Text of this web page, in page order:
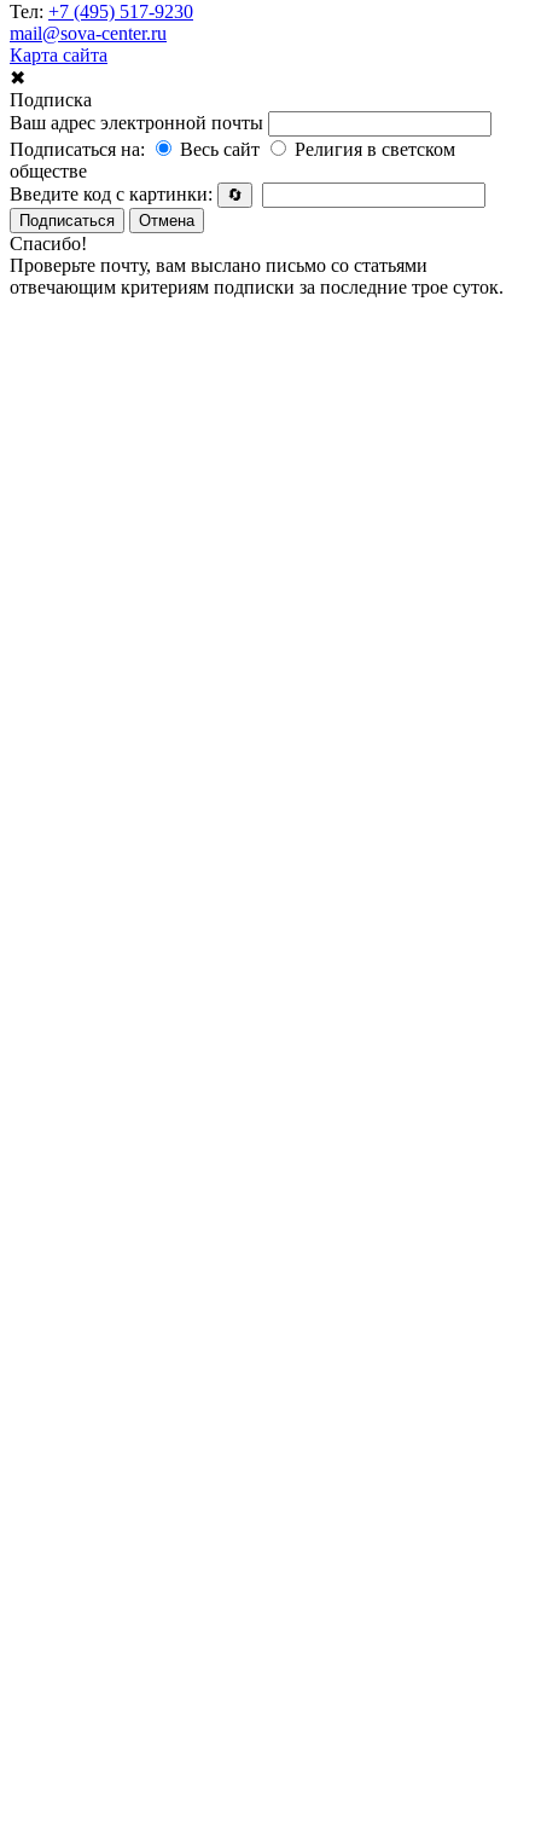
Тел: +7 (495) 517-9230
mail@sova-center.ru
Карта сайта
✖
Подписка
Ваш адрес электронной почты
Подписаться на:
Весь сайт
Религия в светском
обществе
Введите код с картинки:
🔄
Подписаться
Отмена
Спасибо!
Проверьте почту, вам выслано письмо со статьями
отвечающим критериям подписки за последние трое суток.